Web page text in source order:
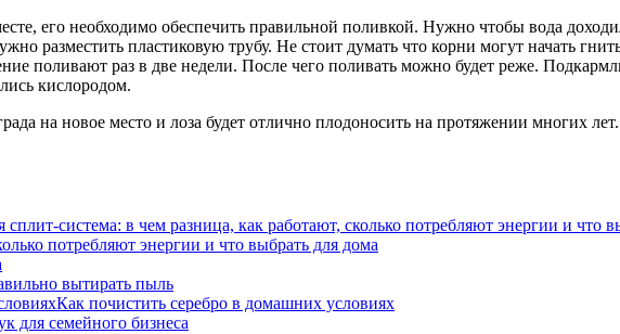
его необходимо обеспечить правильной поливкой. Нужно чтобы вода
разместить пластиковую трубу. Не стоит думать что корни могут начать
поливают раз в две недели. После чего поливать можно будет реже.
кислородом.
на новое место и лоза будет отлично плодоносить на протяжении многих лет.
потребляют энергии и что выбрать для дома
вытирать пыль
Как почистить серебро в домашних условиях
для семейного бизнеса